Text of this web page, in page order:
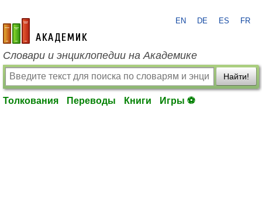
academic.ru
EN DE ES FR
Словари и энциклопедии на Академике
Найти!
Толкования Переводы Книги Игры ⚽